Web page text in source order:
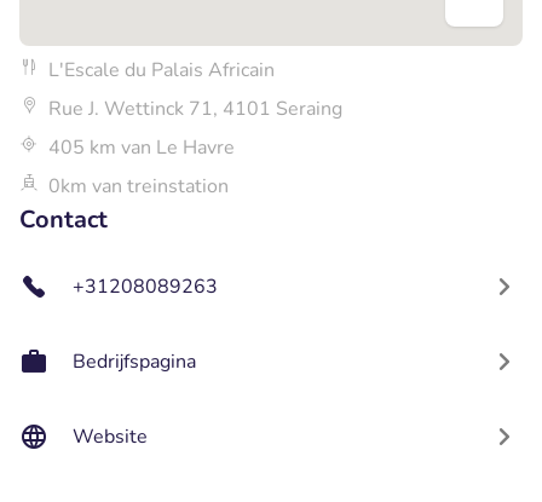
L'Escale du Palais Africain
Rue J. Wettinck 71, 4101 Seraing
405 km van Le Havre
0km van treinstation
Contact
+31208089263
Bedrijfspagina
Website